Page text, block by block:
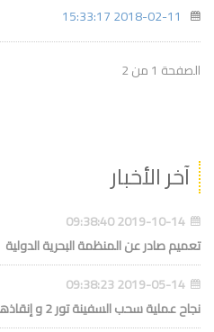
2018-02-11 15:33:17
الصفحة 1 من 2
آخر الأخبار
2019-10-14 09:38:40
تعميم صادر عن المنظمة البحرية الدولية
2019-05-14 09:38:23
نجاح عملية سحب السفينة تور 2 و إنقاذها